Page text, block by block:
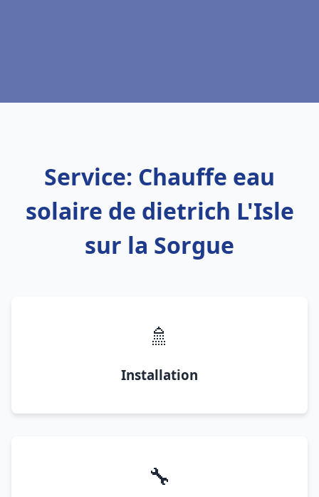
Service: Chauffe eau
solaire de dietrich L'Isle
sur la Sorgue
🚿
Installation
🔧